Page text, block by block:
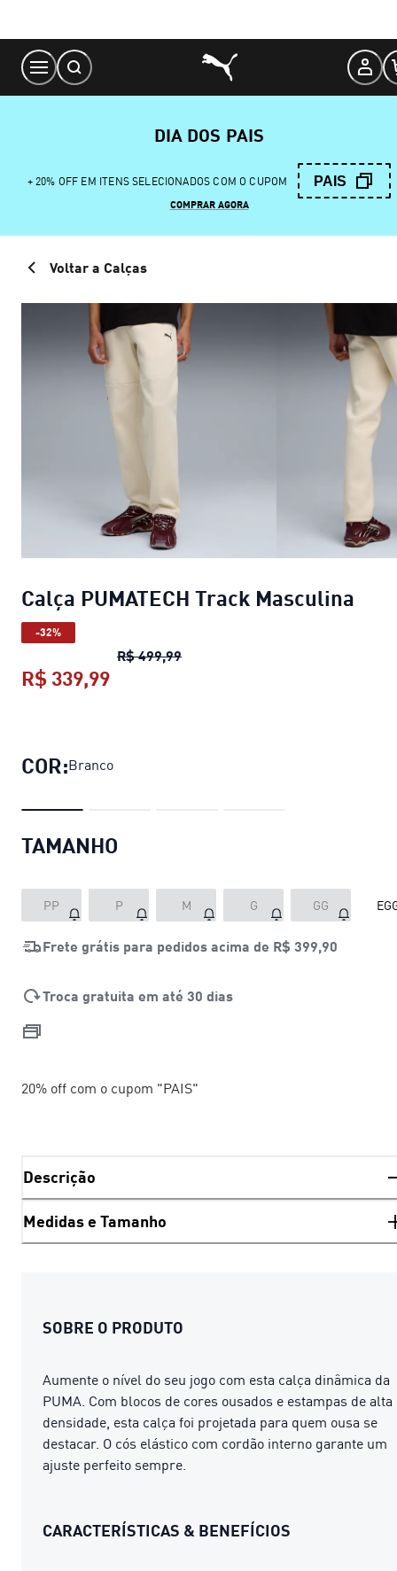
Content
DIA DOS PAIS
+ 20% OFF EM ITENS SELECIONADOS COM O CUPOM PAIS
COMPRAR AGORA
Voltar a Calças
Calça PUMATECH Track Masculina
-32%
R$ 499,99Calça PUMATECH Track
R$ 339,99
COR:Branco
TAMANHO
PP P M G GG
Frete grátis para pedidos acima de R$ 399,90
Troca gratuita em até 30 dias
20% off com o cupom "PAIS"
Descrição
Medidas e Tamanho
SOBRE O PRODUTO
Aumente o nível do seu jogo com esta calça dinâmica da
PUMA. Com blocos de cores ousados ​​e estampas de alta
densidade, esta calça foi projetada para quem ousa se
destacar. O cós elástico com cordão interno garante um
ajuste perfeito sempre.
CARACTERÍSTICAS & BENEFÍCIOS